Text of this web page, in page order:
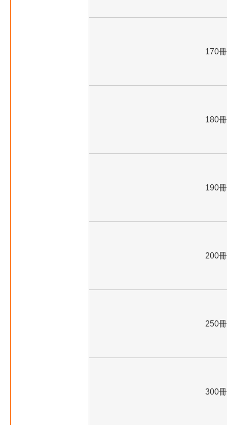
170冊
180冊
190冊
200冊
250冊
300冊